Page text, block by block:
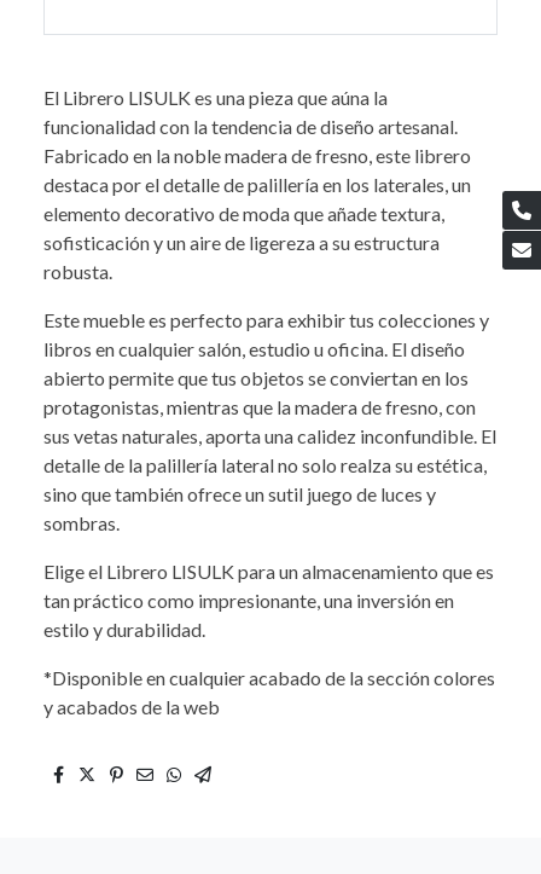
El Librero LISULK es una pieza que aúna la
funcionalidad con la tendencia de diseño artesanal.
Fabricado en la noble madera de fresno, este librero
destaca por el detalle de palillería en los laterales, un
elemento decorativo de moda que añade textura,
sofisticación y un aire de ligereza a su estructura
robusta.
Este mueble es perfecto para exhibir tus colecciones y
libros en cualquier salón, estudio u oficina. El diseño
abierto permite que tus objetos se conviertan en los
protagonistas, mientras que la madera de fresno, con
sus vetas naturales, aporta una calidez inconfundible. El
detalle de la palillería lateral no solo realza su estética,
sino que también ofrece un sutil juego de luces y
sombras.
Elige el Librero LISULK para un almacenamiento que es
tan práctico como impresionante, una inversión en
estilo y durabilidad.
*Disponible en cualquier acabado de la sección colores
y acabados de la web